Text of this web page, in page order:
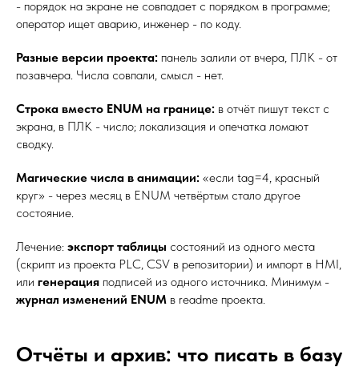
- порядок на экране не совпадает с порядком в программе;
оператор ищет аварию, инженер - по коду.
Разные версии проекта: панель залили от вчера, ПЛК - от
позавчера. Числа совпали, смысл - нет.
Строка вместо ENUM на границе: в отчёт пишут текст с
экрана, в ПЛК - число; локализация и опечатка ломают
сводку.
Магические числа в анимации: «если tag=4, красный
круг» - через месяц в ENUM четвёртым стало другое
состояние.
Лечение: экспорт таблицы состояний из одного места
(скрипт из проекта PLC, CSV в репозитории) и импорт в HMI,
или генерация подписей из одного источника. Минимум -
журнал изменений ENUM в readme проекта.
Отчёты и архив: что писать в базу